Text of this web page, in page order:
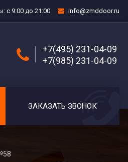
с 9:00 до 21:00 info@zmddoor.ru
+7(495) 231-04-09
+7(985) 231-04-09
ЗАКАЗАТЬ ЗВОНОК